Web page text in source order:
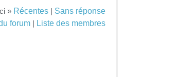
» Récentes | Sans réponse
forum | Liste des membres